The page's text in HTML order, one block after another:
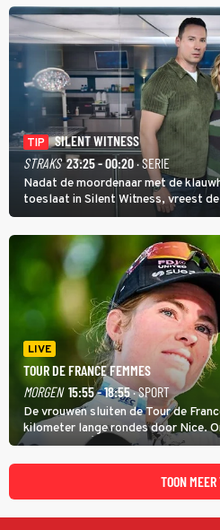
TIP
SILENT WITNESS
STRAKS 23:25 - 00:20· SERIE
Nadat de moordenaar met de
toeslaat in Silent Witness, vreest
blijft en vinden Kit en Jack op de
twee andere potentiële
LIVE
TOUR DE FRANCE FEMMES
MORGEN 15:55 - 18:55· SPORT
De vrouwen sluiten de Tour de
kilometer lange rondes door Nice.
zware Col d'Èze. Aan de finish op
de eindwinnaar de laatste gele trui.
TOON